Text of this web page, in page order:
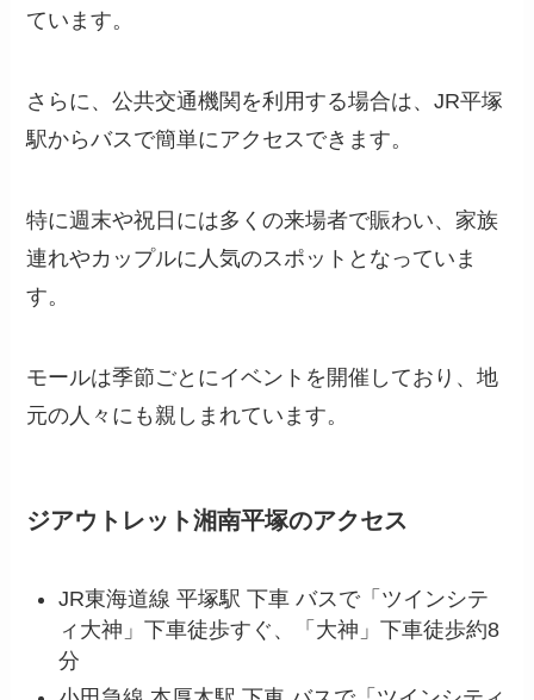
ています。
さらに、公共交通機関を利用する場合は、JR平塚
駅からバスで簡単にアクセスできます。
特に週末や祝日には多くの来場者で賑わい、家族
連れやカップルに人気のスポットとなっていま
す。
モールは季節ごとにイベントを開催しており、地
元の人々にも親しまれています。
ジアウトレット湘南平塚のアクセス
JR東海道線 平塚駅 下車 バスで「ツインシテ
ィ大神」下車徒歩すぐ、「大神」下車徒歩約8
分